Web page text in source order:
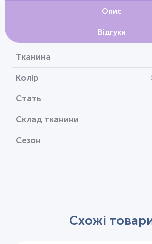
Опис
Відгуки
Тканина
Колір
Стать
Склад тканини
Сезон
Схожі